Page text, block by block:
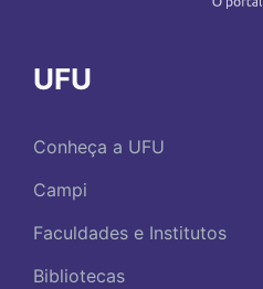
UFU
Conheça a UFU
Campi
Faculdades e Institutos
Bibliotecas